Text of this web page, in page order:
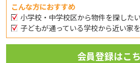
こんな方におすすめ
小学校・中学校区から物件を探したい
子どもが通っている学校から近い家
会員登録はこ